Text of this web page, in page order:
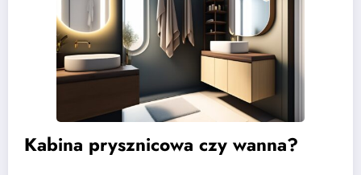
Kabina prysznicowa czy wanna?